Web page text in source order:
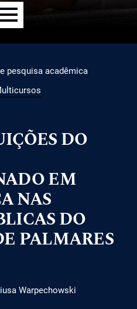
pesquisa acadêmica
DO
EM
NAS
DO
PALMARES
Warpechowski